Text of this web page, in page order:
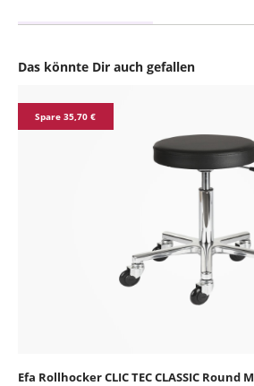
Das könnte Dir auch gefallen
Spare 35,70 €
Efa Rollhocker CLIC TEC CLASSIC Round M